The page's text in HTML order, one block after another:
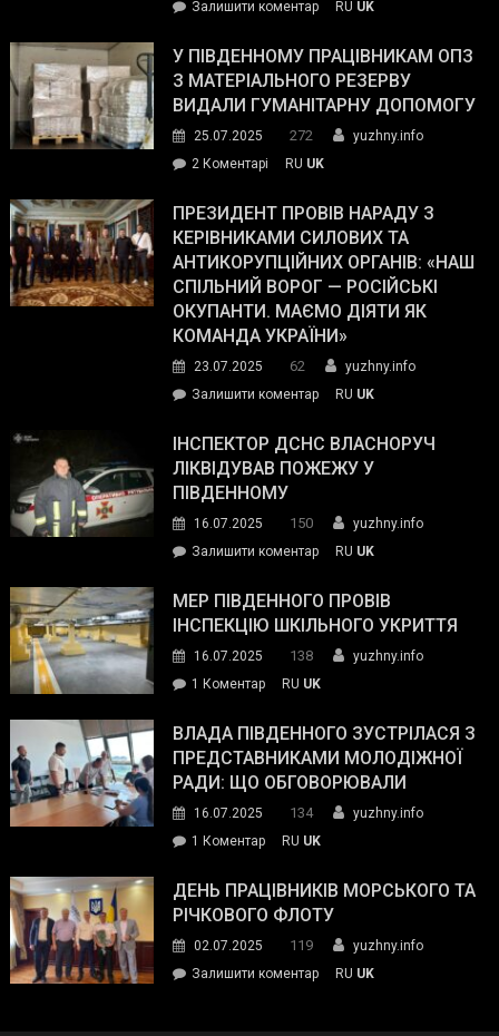
Залишити коментарon
завойовує
симпатії
виборців
The
Street
Journal.
RU UK
У ПІВДЕННОМУ ПРАЦІВНИКАМ ОПЗ
З МАТЕРІАЛЬНОГО РЕЗЕРВУ
ВИДАЛИ ГУМАНІТАРНУ ДОПОМОГУ
25.07.2025 272
yuzhny.info
2 Коментарі
Південному
працівникам
ОПЗ
з
матеріального
резерву
гуманітарну
допомогу
RU UK
ПРЕЗИДЕНТ ПРОВІВ НАРАДУ З
КЕРІВНИКАМИ СИЛОВИХ ТА
АНТИКОРУПЦІЙНИХ ОРГАНІВ: «НАШ
СПІЛЬНИЙ ВОРОГ — РОСІЙСЬКІ
ОКУПАНТИ. МАЄМО ДІЯТИ ЯК
КОМАНДА УКРАЇНИ»
23.07.2025 62
yuzhny.info
Залишити коментарon
провів
нараду
силових
та
органів:
«Наш
спільний
окупанти.
Маємо
діяти
команда
RU UK
ІНСПЕКТОР ДСНС ВЛАСНОРУЧ
ЛІКВІДУВАВ ПОЖЕЖУ У
ПІВДЕННОМУ
16.07.2025 150
yuzhny.info
Залишити коментарon
ДСНС
власноруч
пожежу
у
RU UK
МЕР ПІВДЕННОГО ПРОВІВ
ІНСПЕКЦІЮ ШКІЛЬНОГО УКРИТТЯ
16.07.2025 138
yuzhny.info
1 Коментардо
Південного
провів
інспекцію
укриття
RU UK
ВЛАДА ПІВДЕННОГО ЗУСТРІЛАСЯ З
ПРЕДСТАВНИКАМИ МОЛОДІЖНОЇ
РАДИ: ЩО ОБГОВОРЮВАЛИ
16.07.2025 134
yuzhny.info
1 Коментардо
Південного
зустрілася
представниками
молодіжної
RU UK
ДЕНЬ ПРАЦІВНИКІВ МОРСЬКОГО ТА
РІЧКОВОГО ФЛОТУ
02.07.2025 119
yuzhny.info
Залишити коментарon
RU UK